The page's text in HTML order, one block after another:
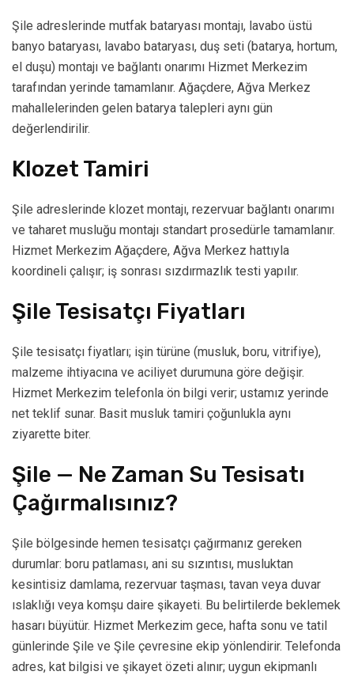
Şile adreslerinde mutfak bataryası montajı, lavabo üstü
banyo bataryası, lavabo bataryası, duş seti (batarya, hortum,
el duşu) montajı ve bağlantı onarımı Hizmet Merkezim
tarafından yerinde tamamlanır. Ağaçdere, Ağva Merkez
mahallelerinden gelen batarya talepleri aynı gün
değerlendirilir.
Klozet Tamiri
Şile adreslerinde klozet montajı, rezervuar bağlantı onarımı
ve taharet musluğu montajı standart prosedürle tamamlanır.
Hizmet Merkezim Ağaçdere, Ağva Merkez hattıyla
koordineli çalışır; iş sonrası sızdırmazlık testi yapılır.
Şile Tesisatçı Fiyatları
Şile tesisatçı fiyatları; işin türüne (musluk, boru, vitrifiye),
malzeme ihtiyacına ve aciliyet durumuna göre değişir.
Hizmet Merkezim telefonla ön bilgi verir; ustamız yerinde
net teklif sunar. Basit musluk tamiri çoğunlukla aynı
ziyarette biter.
Şile — Ne Zaman Su Tesisatı
Çağırmalısınız?
Şile bölgesinde hemen tesisatçı çağırmanız gereken
durumlar: boru patlaması, ani su sızıntısı, musluktan
kesintisiz damlama, rezervuar taşması, tavan veya duvar
ıslaklığı veya komşu daire şikayeti. Bu belirtilerde beklemek
hasarı büyütür. Hizmet Merkezim gece, hafta sonu ve tatil
günlerinde Şile ve Şile çevresine ekip yönlendirir. Telefonda
adres, kat bilgisi ve şikayet özeti alınır; uygun ekipmanlı